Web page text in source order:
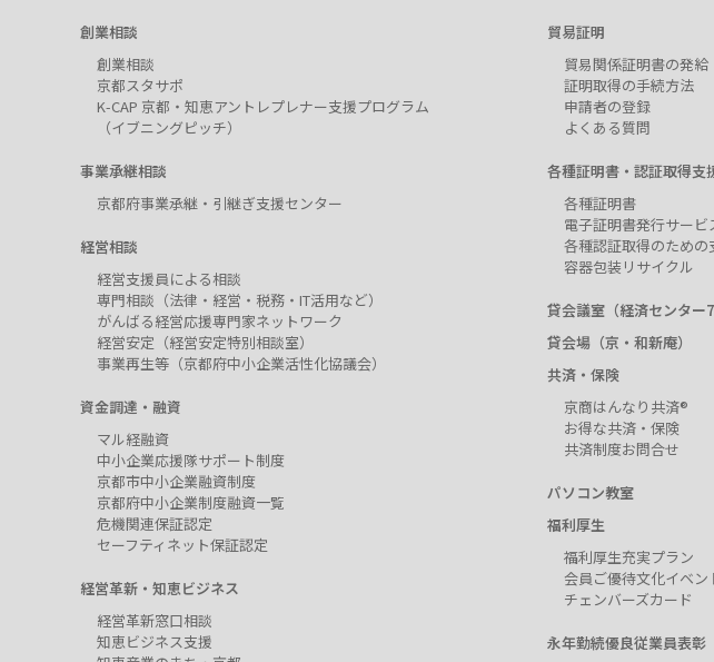
創業相談
創業相談
京都スタサポ
K-CAP 京都・知恵アントレプレナー支援プログラム
（イブニングピッチ）
事業承継相談
京都府事業承継・引継ぎ支援センター
経営相談
経営支援員による相談
専門相談（法律・経営・税務・IT活用など）
がんばる経営応援専門家ネットワーク
経営安定（経営安定特別相談室）
事業再生等（京都府中小企業活性化協議会）
資金調達・融資
マル経融資
中小企業応援隊サポート制度
京都市中小企業融資制度
京都府中小企業制度融資一覧
危機関連保証認定
セーフティネット保証認定
経営革新・知恵ビジネス
経営革新窓口相談
知恵ビジネス支援
貿易証明
貿易関係証明書の発給
証明取得の手続方法
申請者の登録
よくある質問
各種証明書・認証取得支
各種証明書
電子証明書発行サービ
各種認証取得のための
容器包装リサイクル
貸会議室（経済センター
貸会場（京・和新庵）
共済・保険
京商はんなり共済®
お得な共済・保険
共済制度お問合せ
パソコン教室
福利厚生
福利厚生充実プラン
会員ご優待文化イベン
チェンバーズカード
永年勤続優良従業員表彰